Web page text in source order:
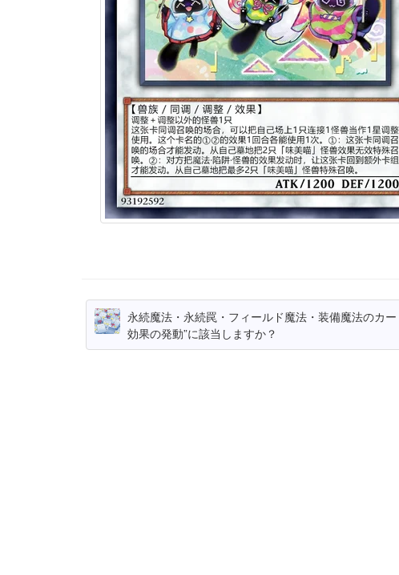
永続魔法・永続罠・フィールド魔法・装備魔法のカ
効果の発動”に該当しますか？